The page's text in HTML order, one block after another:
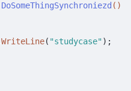
DoSomeThingSynchroniezd ()
WriteLine( "studycase"